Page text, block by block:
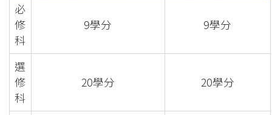
必
修
科
9學分 9學分
選
修
科
20學分 20學分